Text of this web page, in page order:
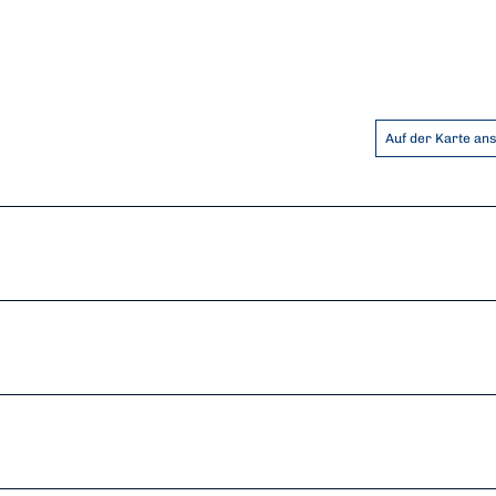
Auf der Karte